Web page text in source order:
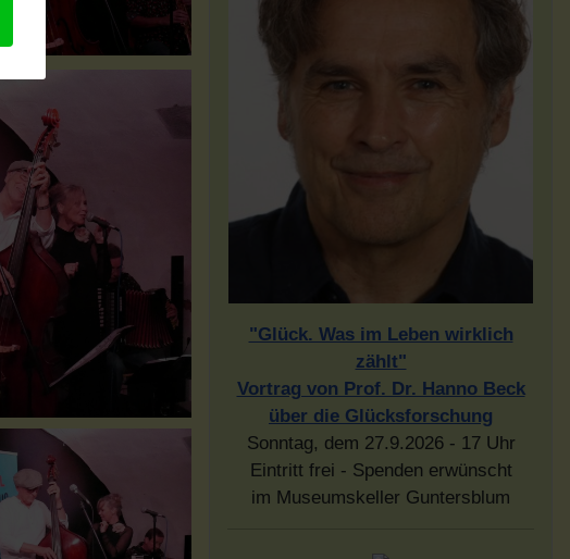
"Glück. Was im Leben wirklich
zählt"
Vortrag von Prof. Dr. Hanno Beck
über die Glücksforschung
Sonntag, dem 27.9.2026 - 17 Uhr
Eintritt frei - Spenden erwünscht
im Museumskeller Guntersblum